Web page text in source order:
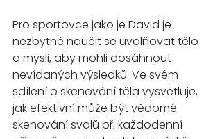
Pro sportovce jako je David je
nezbytné naučit se uvolňovat tělo
a mysli, aby mohli dosáhnout
nevídaných výsledků. Ve svém
sdílení o skenování těla vysvětluje,
jak efektivní může být vědomé
skenování svalů při každodenní